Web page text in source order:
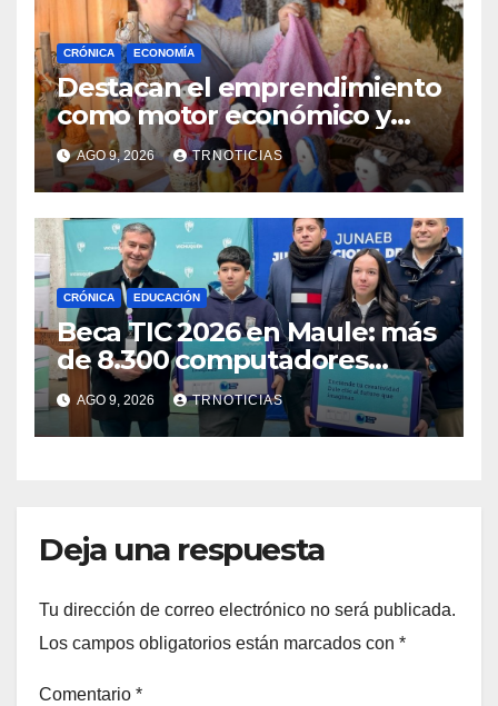
CRÓNICA ECONOMÍA
Destacan el emprendimiento
como motor económico y
anuncia fortalecer apoyos
para empleo autónomo
AGO 9, 2026 TRNOTICIAS
CRÓNICA EDUCACIÓN
Beca TIC 2026 en Maule: más
de 8.300 computadores
están siendo entregados en
la región
AGO 9, 2026 TRNOTICIAS
Deja una respuesta
Tu dirección de correo electrónico no será publicada.
Los campos obligatorios están marcados con *
Comentario *